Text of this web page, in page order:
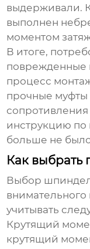
выдерживали.
выполнен
моментом
В итоге,
поврежденные
процесс
прочные
инструкцию по
больше не
Как выбрать
Выбор
учитывать
Крутящий
крутящий